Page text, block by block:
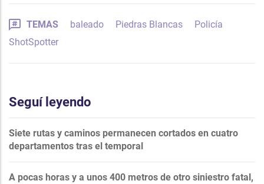
TEMAS baleado Piedras Blancas
Policía
ShotSpotter
Seguí leyendo
Siete rutas y caminos permanecen cortados en cuatro
departamentos tras el temporal
A pocas horas y a unos 400 metros de otro siniestro fatal,